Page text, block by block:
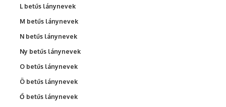
L betűs lánynevek
M betűs lánynevek
N betűs lánynevek
Ny betűs lánynevek
O betűs lánynevek
Ö betűs lánynevek
Ő betűs lánynevek